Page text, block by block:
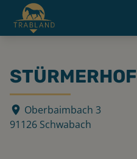
STÜRMERHOF
Oberbaimbach 3
91126 Schwabach